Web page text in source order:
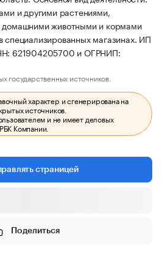
и другими растениями,
животными и кормами
магазинах. ИП
621904205700 и ОГРНИП:
государственных источников.
характер и сгенерирована на
источников.
и не имеет деловых
Компании.
страницей
Поделиться